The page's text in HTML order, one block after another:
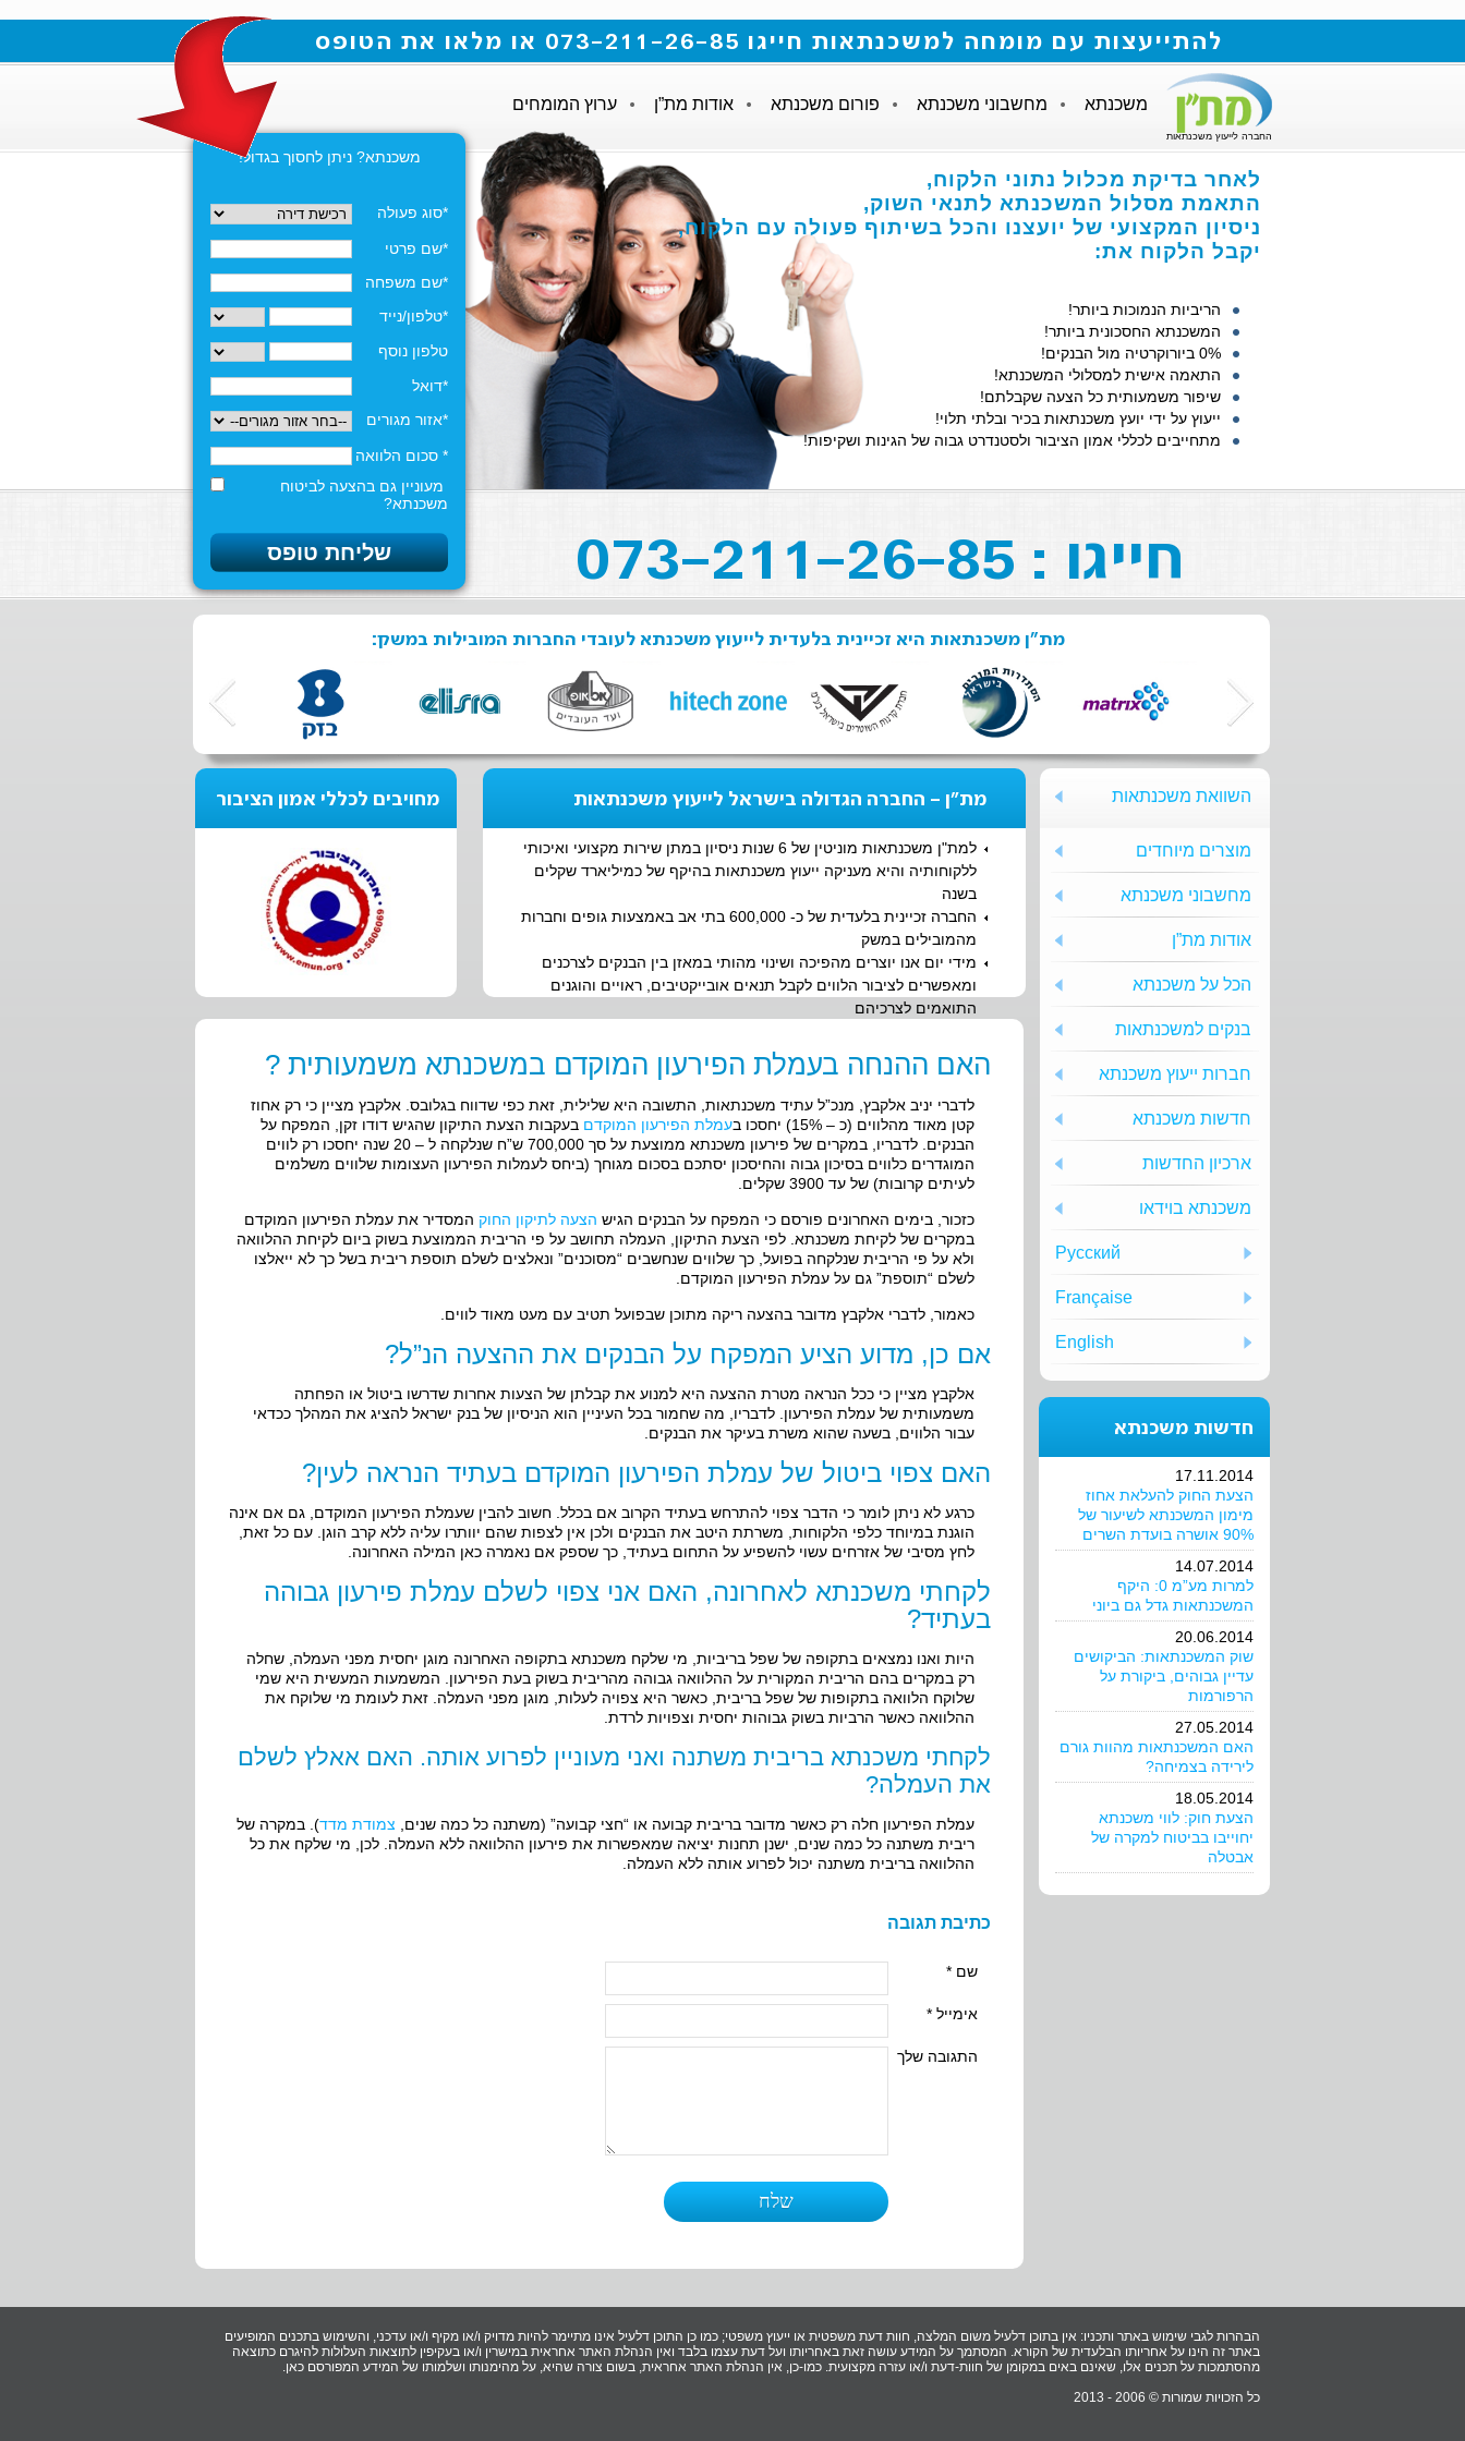
להתייעצות עם מומחה למשכנתאות חייגו 073-211-26-85 או מלאו את הטופס
החברה לייעוץ משכנתאות
משכנתא מחשבוני משכנתא פורום משכנתא אודות מת”ן ערוץ המומחים
משכנתא? ניתן לחסוך בגדול!
*סוג פעולה
*שם פרטי
*שם משפחה
*טלפון/נייד
טלפון נוסף
*דואל
*אזור מגורים
* סכום הלוואה
מעוניין גם בהצעה לביטוח
משכנתא?
לאחר בדיקת מכלול נתוני הלקוח,
התאמת מסלול המשכנתא לתנאי השוק,
ניסיון המקצועי של יועצנו והכל בשיתוף פעולה עם הלקוח,
יקבל הלקוח את:
הריביות הנמוכות ביותר!
המשכנתא החסכונית ביותר!
0% ביורוקרטיה מול הבנקים!
התאמה אישית למסלולי המשכנתא!
שיפור משמעותית כל הצעה שקבלתם!
ייעוץ על ידי יועץ משכנתאות בכיר ובלתי תלוי!
מתחייבים לכללי אמון הציבור ולסטנדרט גבוה של הגינות ושקיפות!
חייגו : 073-211-26-85
מת"ן משכנתאות היא זכיינית בלעדית לייעוץ משכנתא לעובדי החברות המובילות במשק:
השוואת משכנתאות
מוצרים מיוחדים
מחשבוני משכנתא
אודות מת”ן
הכל על משכנתא
בנקים למשכנתאות
חברות ייעוץ משכנתא
חדשות משכנתא
ארכיון החדשות
משכנתא בוידאו
Русский
Française
English
חדשות משכנתא
17.11.2014
הצעת החוק להעלאת אחוז
מימון המשכנתא לשיעור של
90% אושרה בועדת השרים
14.07.2014
למרות מע”מ 0: היקף
המשכנתאות גדל גם ביוני
20.06.2014
שוק המשכנתאות: הביקושים
עדיין גבוהים, ביקורת על
הרפורמות
27.05.2014
האם המשכנתאות מהוות גורם
לירידה בצמיחה?
18.05.2014
הצעת חוק: לווי משכנתא
יחוייבו בביטוח למקרה של
אבטלה
מחויבים לכללי אמון הציבור מת"ן - החברה הגדולה בישראל לייעוץ משכנתאות
למת"ן משכנתאות מוניטין של 6 שנות ניסיון במתן שירות מקצועי ואיכותי
ללקוחותיה והיא מעניקה ייעוץ משכנתאות בהיקף של כמיליארד שקלים
בשנה
החברה זכיינית בלעדית של כ- 600,000 בתי אב באמצעות גופים וחברות
מהמובילים במשק
מידי יום אנו יוצרים מהפיכה ושינוי מהותי במאזן בין הבנקים לצרכנים
ומאפשרים לציבור הלווים לקבל תנאים אובייקטיבים, ראויים והוגנים
התואמים לצרכיהם
האם ההנחה בעמלת הפירעון המוקדם במשכנתא משמעותית ?
לדברי יניב אלקבץ, מנכ”ל עתיד משכנתאות, התשובה היא שלילית, זאת כפי שדווח בגלובס. אלקבץ מציין כי רק אחוז
קטן מאוד מהלווים (כ – 15%) יחסכו ב
עמלת הפירעון המוקדם בעקבות הצעת התיקון שהגיש דודו זקן, המפקח על
הבנקים. לדבריו, במקרים של פירעון משכנתא ממוצעת על סך 700,000 ש”ח שנלקחה ל – 20 שנה יחסכו רק לווים
המוגדרים כלווים בסיכון גבוה והחיסכון יסתכם בסכום מגוחך (ביחס לעמלות הפירעון העצומות שלווים משלמים
לעיתים קרובות) של עד 3900 שקלים.
כזכור, בימים האחרונים פורסם כי המפקח על הבנקים הגיש הצעה לתיקון החוק המסדיר את עמלת הפירעון המוקדם
במקרים של לקיחת משכנתא. לפי הצעת התיקון, העמלה תחושב על פי הריבית הממוצעת בשוק ביום לקיחת ההלוואה
ולא על פי הריבית שנלקחה בפועל, כך שלווים שנחשבים “מסוכנים” ונאלצים לשלם תוספת ריבית בשל כך לא ייאלצו
לשלם “תוספת” גם על עמלת הפירעון המוקדם.
כאמור, לדברי אלקבץ מדובר בהצעה ריקה מתוכן שבפועל תטיב עם מעט מאוד לווים.
אם כן, מדוע הציע המפקח על הבנקים את ההצעה הנ”ל?
אלקבץ מציין כי ככל הנראה מטרת ההצעה היא למנוע את קבלתן של הצעות אחרות שדרשו ביטול או הפחתה
משמעותית של עמלת הפירעון. לדבריו, מה שחמור בכל העיניין הוא הניסיון של בנק ישראל להציג את המהלך ככדאי
עבור הלווים, בשעה שהוא משרת בעיקר את הבנקים.
האם צפוי ביטול של עמלת הפירעון המוקדם בעתיד הנראה לעין?
כרגע לא ניתן לומר כי הדבר צפוי להתרחש בעתיד הקרוב אם בכלל. חשוב להבין שעמלת הפירעון המוקדם, גם אם אינה
הוגנת במיוחד כלפי הלקוחות, משרתת היטב את הבנקים ולכן אין לצפות שהם יוותרו עליה ללא קרב הוגן. עם כל זאת,
לחץ מסיבי של אזרחים עשוי להשפיע על התחום בעתיד, כך שספק אם נאמרה כאן המילה האחרונה.
לקחתי משכנתא לאחרונה, האם אני צפוי לשלם עמלת פירעון גבוהה
בעתיד?
היות ואנו נמצאים בתקופה של שפל בריביות, מי שלקח משכנתא בתקופה האחרונה מוגן יחסית מפני העמלה, שחלה
רק במקרים בהם הריבית המקורית על ההלוואה גבוהה מהריבית בשוק בעת הפירעון. המשמעות המעשית היא שמי
שלוקח הלוואה בתקופות של שפל בריבית, כאשר היא צפויה לעלות, מוגן מפני העמלה. זאת לעומת מי שלוקח את
ההלוואה כאשר הרביות בשוק גבוהות יחסית וצפויות לרדת.
לקחתי משכנתא בריבית משתנה ואני מעוניין לפרוע אותה. האם אאלץ לשלם
את העמלה?
עמלת הפירעון חלה רק כאשר מדובר בריבית קבועה או “חצי קבועה” (משתנה כל כמה שנים, צמודת מדד). במקרה של
ריבית משתנה כל כמה שנים, ישנן תחנות יציאה שמאפשרות את פירעון ההלוואה ללא העמלה. לכן, מי שלקח את כל
ההלוואה בריבית משתנה יכול לפרוע אותה ללא העמלה.
כתיבת תגובה
שם *
אימייל *
התגובה שלך
הבהרות לגבי שימוש באתר ותכניו: אין בתוכן דלעיל משום המלצה, חוות דעת משפטית או ייעוץ משפטי; כמו כן התוכן דלעיל אינו מתיימר להיות מדויק ו/או מקיף ו/או עדכני, והשימוש בתכנים המופיעים
באתר זה הינו על אחריותו הבלעדית של הקורא. המסתמך על המידע עושה זאת באחריותו ועל דעת עצמו בלבד ואין הנהלת האתר אחראית במישרין ו/או בעקיפין לתוצאות העלולות להיגרם כתוצאה
מהסתמכות על תכנים אלו, שאינם באים במקומן של חוות-דעת ו/או עזרה מקצועית. כמו-כן, אין הנהלת האתר אחראית, בשום צורה שהיא, על מהימנותו ושלמותו של המידע המפורסם כאן.
כל הזכויות שמורות © 2006 - 2013